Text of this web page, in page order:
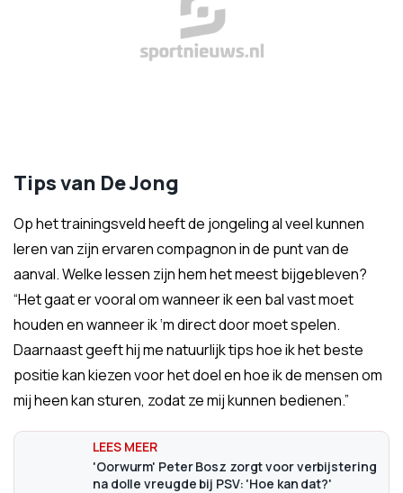
Tips van De Jong
Op het trainingsveld heeft de jongeling al veel kunnen
leren van zijn ervaren compagnon in de punt van de
aanval. Welke lessen zijn hem het meest bijgebleven?
“Het gaat er vooral om wanneer ik een bal vast moet
houden en wanneer ik ‘m direct door moet spelen.
Daarnaast geeft hij me natuurlijk tips hoe ik het beste
positie kan kiezen voor het doel en hoe ik de mensen om
mij heen kan sturen, zodat ze mij kunnen bedienen.”
'Oorwurm' Peter Bosz zorgt voor verbijstering
na dolle vreugde bij PSV: 'Hoe kan dat?'